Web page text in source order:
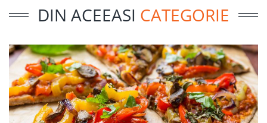
DIN ACEEASI CATEGORIE